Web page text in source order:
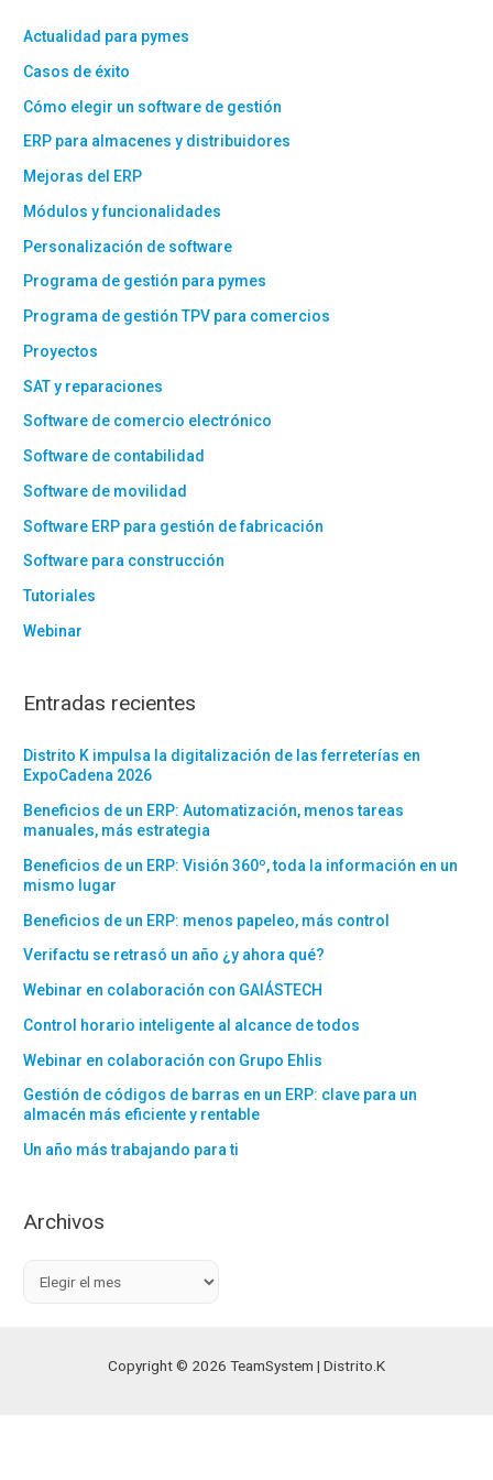
Actualidad para pymes
Casos de éxito
Cómo elegir un software de gestión
ERP para almacenes y distribuidores
Mejoras del ERP
Módulos y funcionalidades
Personalización de software
Programa de gestión para pymes
Programa de gestión TPV para comercios
Proyectos
SAT y reparaciones
Software de comercio electrónico
Software de contabilidad
Software de movilidad
Software ERP para gestión de fabricación
Software para construcción
Tutoriales
Webinar
Entradas recientes
Distrito K impulsa la digitalización de las ferreterías en
ExpoCadena 2026
Beneficios de un ERP: Automatización, menos tareas
manuales, más estrategia
Beneficios de un ERP: Visión 360º, toda la información en un
mismo lugar
Beneficios de un ERP: menos papeleo, más control
Verifactu se retrasó un año ¿y ahora qué?
Webinar en colaboración con GAIÁSTECH
Control horario inteligente al alcance de todos
Webinar en colaboración con Grupo Ehlis
Gestión de códigos de barras en un ERP: clave para un
almacén más eficiente y rentable
Un año más trabajando para ti
Archivos
Copyright © 2026 TeamSystem | Distrito.K